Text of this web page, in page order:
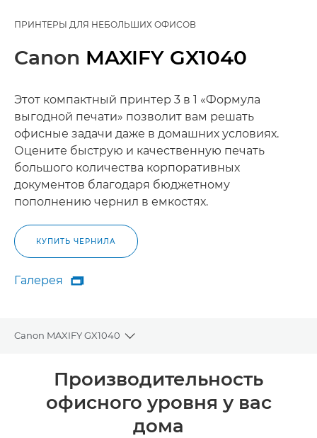
ПРИНТЕРЫ ДЛЯ НЕБОЛЬШИХ ОФИСОВ
Canon MAXIFY GX1040
Этот компактный принтер 3 в 1 «Формула
выгодной печати» позволит вам решать
офисные задачи даже в домашних условиях.
Оцените быструю и качественную печать
большого количества корпоративных
документов благодаря бюджетному
пополнению чернил в емкостях.
КУПИТЬ ЧЕРНИЛА
Галерея
Галерея

Canon MAXIFY GX1040
Toggle breadcrumbs
Общая информация
Технические характеристики
Производительность
офисного уровня у вас
дома